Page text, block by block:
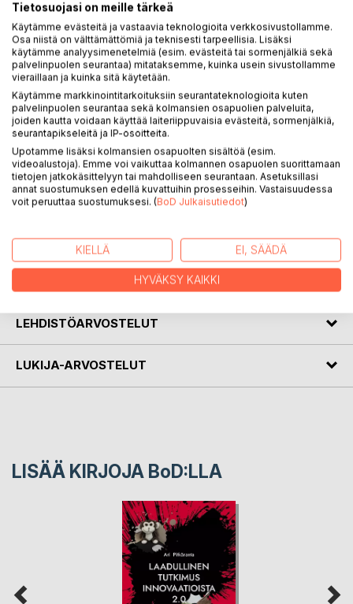
Kokosimme perheyrityskuiskaajan hauskimmat anekdootit,
pisteliäimmät kannanotot, osuvimmat kertomukset ja
kipeimmät elämänkokemukset yksiin kansiin. Havainnot
ovat vastaanpanemattomia kuin patruuna itse, mutta toisin
kuin edellisen, kirjan puhujan ajatuksiin voivat sukulaisetkin
yhtyä.
Janne Timonen kasvoi perheyrityksen vesana ja johti
Machinerya yli viidentoista vuoden ajan. Hän on
työskennellyt toimitusjohtajana, osakkaana ja
hallitusammattilaisena myös muissa yhtiöissä. Nyt Timonen
tarjoaa perheyritysten omistajaperheille neuvontaa omalla
käsittelevää väitöstutkimusta.
LEHDISTÖARVOSTELUT
LUKIJA-ARVOSTELUT
LISÄÄ KIRJOJA BoD:LLA
Tietosuojasi on meille tärkeä
Käytämme evästeitä ja vastaavia teknologioita verkkosivustollamme.
Osa niistä on välttämättömiä ja teknisesti tarpeellisia. Lisäksi
käytämme analyysimenetelmiä (esim. evästeitä tai sormenjälkiä sekä
palvelinpuolen seurantaa) mitataksemme, kuinka usein sivustollamme
vieraillaan ja kuinka sitä käytetään.
Käytämme markkinointitarkoituksiin seurantateknologioita kuten
palvelinpuolen seurantaa sekä kolmansien osapuolien palveluita,
joiden kautta voidaan käyttää laiteriippuvaisia evästeitä, sormenjälkiä,
seurantapikseleitä ja IP-osoitteita.
Upotamme lisäksi kolmansien osapuolten sisältöä (esim.
videoalustoja). Emme voi vaikuttaa kolmannen osapuolen suorittamaan
tietojen jatkokäsittelyyn tai mahdolliseen seurantaan. Asetuksillasi
annat suostumuksen edellä kuvattuihin prosesseihin. Vastaisuudessa
voit peruuttaa suostumuksesi. (BoD Julkaisutiedot)
KIELLÄ EI, SÄÄDÄ
HYVÄKSY KAIKKI